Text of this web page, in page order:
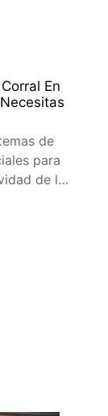
En
de
para
de los